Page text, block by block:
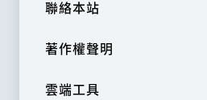
聯絡本站
著作權聲明
雲端工具